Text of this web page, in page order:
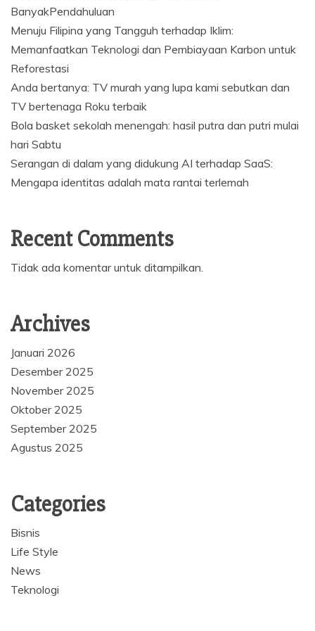
BanyakPendahuluan
Menuju Filipina yang Tangguh terhadap Iklim:
Memanfaatkan Teknologi dan Pembiayaan Karbon untuk
Reforestasi
Anda bertanya: TV murah yang lupa kami sebutkan dan
TV bertenaga Roku terbaik
Bola basket sekolah menengah: hasil putra dan putri mulai
hari Sabtu
Serangan di dalam yang didukung AI terhadap SaaS:
Mengapa identitas adalah mata rantai terlemah
Recent Comments
Tidak ada komentar untuk ditampilkan.
Archives
Januari 2026
Desember 2025
November 2025
Oktober 2025
September 2025
Agustus 2025
Categories
Bisnis
Life Style
News
Teknologi